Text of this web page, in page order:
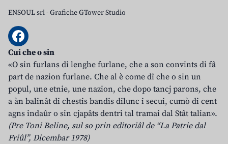
ENSOUL srl-Grafiche GTower Studio
Cui che o sin
«O sin furlans di lenghe furlane, che a son convints di fâ
part de nazion furlane. Che al è come dî che o sin un
popul, une etnie, une nazion, che dopo tancj parons, che
a àn balinât di chestis bandis dilunc i secui, cumò di cent
agns indaûr o sin cjapâts dentri tal tramai dal Stât talian».
(Pre Toni Beline, sul so prin editoriâl de “La Patrie dal
Friûl”, Dicembar 1978)